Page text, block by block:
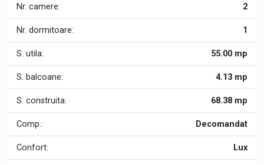
Nr. camere: 2
Nr. dormitoare: 1
S. utila: 55.00 mp
S. balcoane: 4.13 mp
S. construita: 68.38 mp
Comp.: Decomandat
Confort: Lux